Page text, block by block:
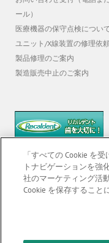
お問い合わせ受付（電話また
ール）
医療機器の保守点検について
ユニット/X線装置の修理依頼
製品修理のご案内
製造販売中止のご案内
F
無断転
「すべての Cookie を
トナビゲーションを強
社のマーケティング活
Cookie を保存すること